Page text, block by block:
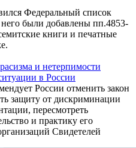
Федеральный список
были добавлены пп.4853-
книги и печатные
и нетерпимости
в России
России отменить закон
защиту от дискриминации
пересмотреть
и практику его
Свидетелей